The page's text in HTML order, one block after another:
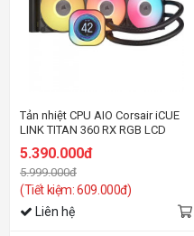
Tản nhiệt CPU AIO Corsair iCUE
LINK TITAN 360 RX RGB LCD
Black – CW-9061023-WW
5.390.000đ
5.999.000đ
(Tiết kiệm: 609.000đ)
Liên hệ